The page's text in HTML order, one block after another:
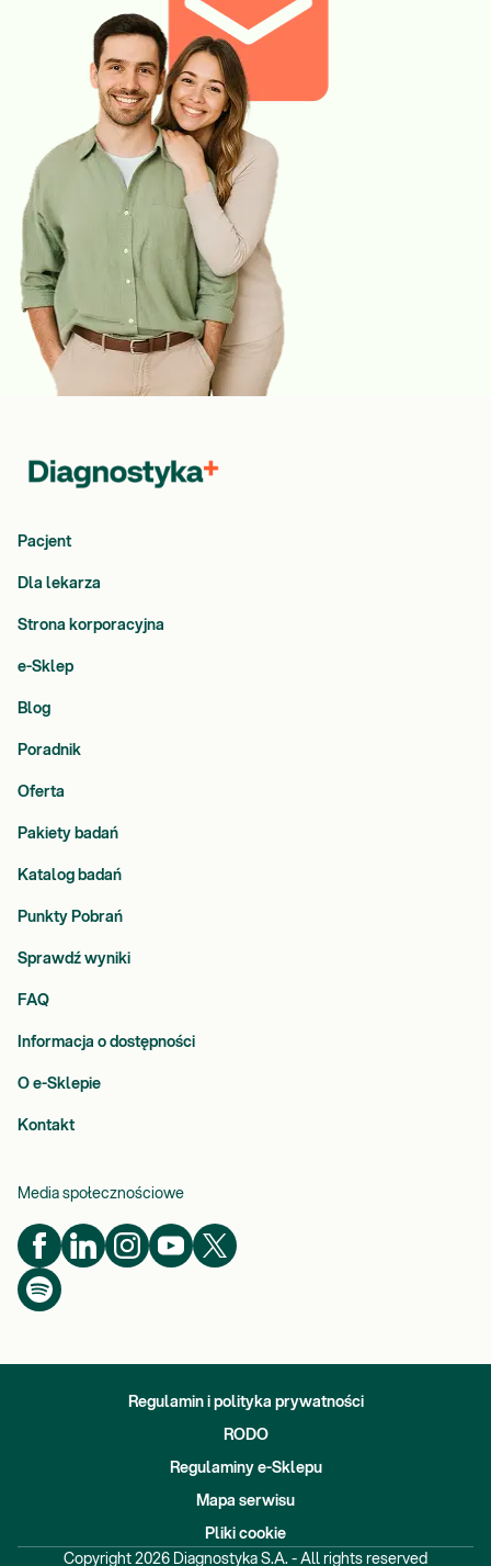
Pacjent
Dla lekarza
Strona korporacyjna
e-Sklep
Blog
Poradnik
Oferta
Pakiety badań
Katalog badań
Punkty Pobrań
Sprawdź wyniki
FAQ
Informacja o dostępności
O e-Sklepie
Kontakt
Media społecznościowe
Regulamin i polityka prywatności
RODO
Regulaminy e-Sklepu
Mapa serwisu
Pliki cookie
Copyright 2026 Diagnostyka S.A. - All rights reserved